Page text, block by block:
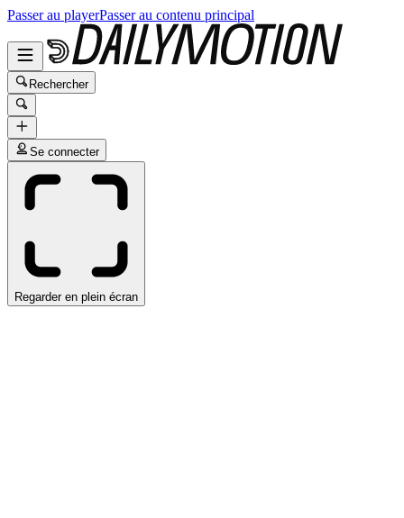
Passer au playerPasser au contenu principal
Rechercher
Se connecter
Regarder en plein écran